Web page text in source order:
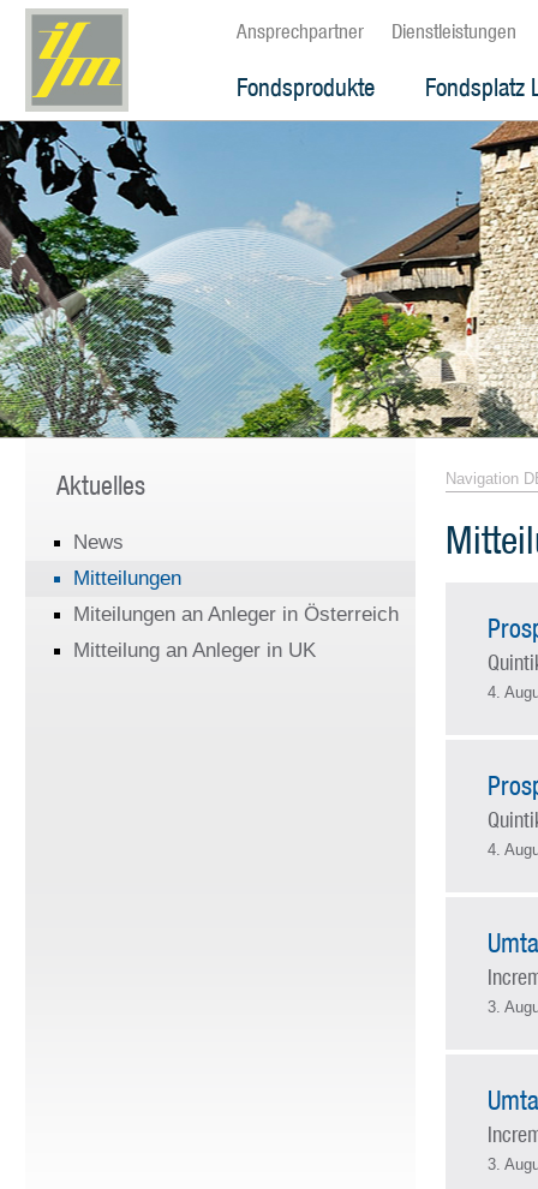
Ansprechpartner Dienstleistungen
Fondsprodukte Fondsplatz
Aktuelles
News
Mitteilungen
Miteilungen an Anleger in Österreich
Mitteilung an Anleger in UK
Navigation
4.
4.
3.
3.